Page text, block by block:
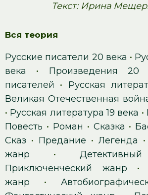
Текст: Ирина
Вся теория
Русские писатели 20 века •
века • Произведения 20
писателей • Русская
Великая Отечественная
• Русская литература 19 века •
Повесть • Роман • Сказка •
Сказ • Предание •Легенда •
жанр •
Приключенческий жанр
жанр •